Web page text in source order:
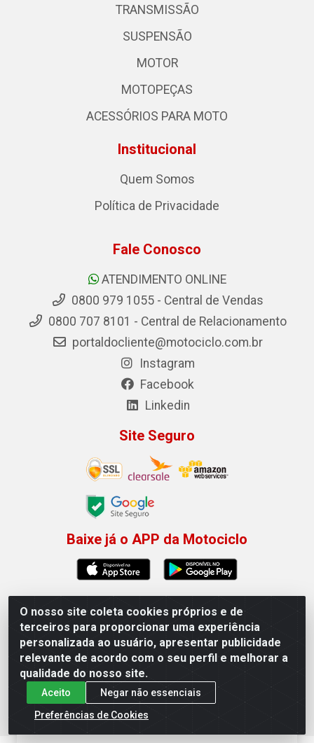
Permitir que a Motociclo envie notificações com
novidades e ofertas exclusivas.
Powered by SendPulse
×
O nosso site coleta cookies próprios e de
terceiros para proporcionar uma experiência
personalizada ao usuário, apresentar publicidade
relevante de acordo com o seu perfil e melhorar a
qualidade do nosso site.
Aceito
Negar não essenciais
Preferências de Cookies
TRANSMISSÃO
SUSPENSÃO
MOTOR
MOTOPEÇAS
ACESSÓRIOS PARA MOTO
Institucional
Quem Somos
Política de Privacidade
Fale Conosco
ATENDIMENTO ONLINE
0800 979 1055 - Central de Vendas
0800 707 8101 - Central de Relacionamento
portaldocliente@motociclo.com.br
Instagram
Facebook
Linkedin
Site Seguro
Baixe já o APP da Motociclo
Motociclo - Rua Francisco Sousa dos Santos, 731 - Jardim
Limoeiro, Serra/ES - CEP 29.164-153 - CNPJ
01.407.607/0001-53